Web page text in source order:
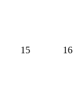
15 16